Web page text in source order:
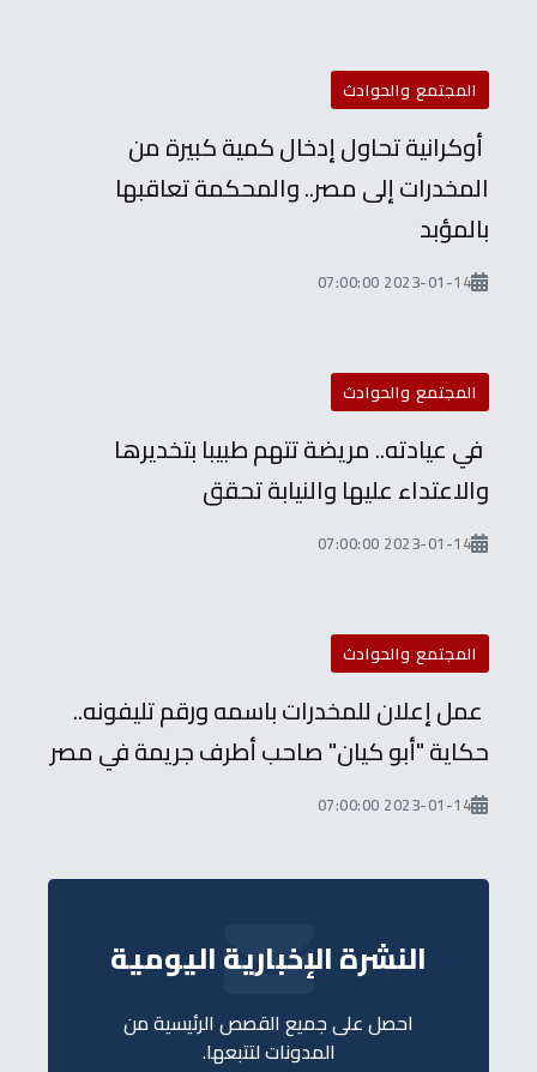
المجتمع والحوادث
أوكرانية تحاول إدخال كمية كبيرة من
المخدرات إلى مصر.. والمحكمة تعاقبها
بالمؤبد
2023-01-14 07:00:00
المجتمع والحوادث
في عيادته.. مريضة تتهم طبيبا بتخديرها
والاعتداء عليها والنيابة تحقق
2023-01-14 07:00:00
المجتمع والحوادث
عمل إعلان للمخدرات باسمه ورقم تليفونه..
حكاية "أبو كيان" صاحب أطرف جريمة في مصر
2023-01-14 07:00:00
النشرة الإخبارية اليومية
احصل على جميع القصص الرئيسية من
المدونات لتتبعها.